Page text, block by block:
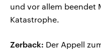
und vor allem beendet
Katastrophe.
Zerback: Der Appell